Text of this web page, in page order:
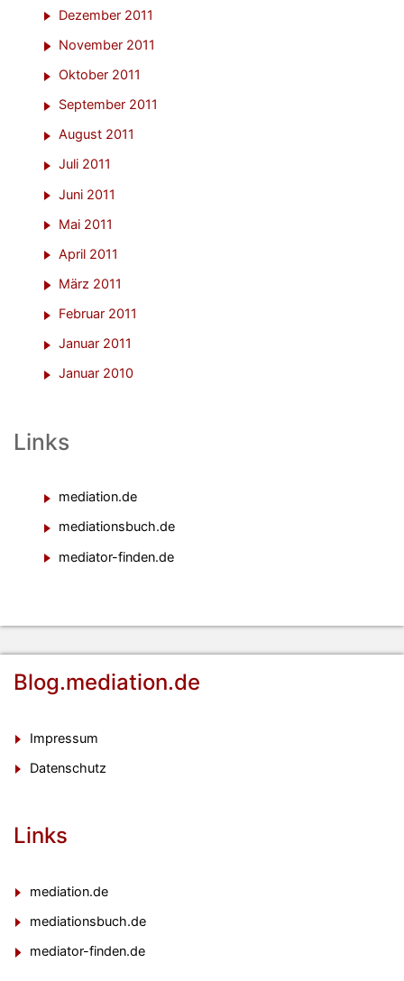
Dezember 2011
November 2011
Oktober 2011
September 2011
August 2011
Juli 2011
Juni 2011
Mai 2011
April 2011
März 2011
Februar 2011
Januar 2011
Januar 2010
Links
mediation.de
mediationsbuch.de
mediator-finden.de
Blog.mediation.de
Impressum
Datenschutz
Links
mediation.de
mediationsbuch.de
mediator-finden.de